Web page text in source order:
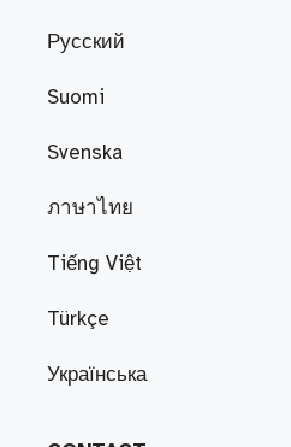
Русский
Suomi
Svenska
ภาษาไทย
Tiếng Việt
Türkçe
Українська